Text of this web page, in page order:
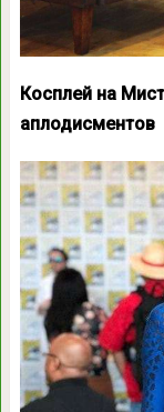
Косплей на
аплодисментов